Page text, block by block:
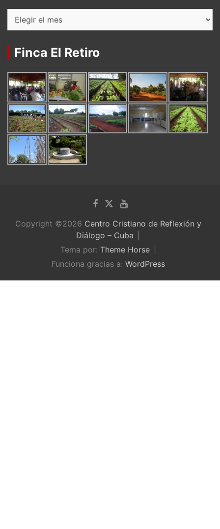
Archivos
Finca El Retiro
Copyright ©2026 Centro Cristiano de Reflexión y
Diálogo – Cuba
Tema por: Theme Horse
Funciona gracias a: WordPress